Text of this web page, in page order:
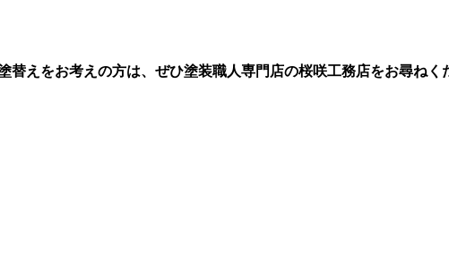
替えをお考えの方は、ぜひ塗装職人専門店の桜咲工務店をお尋ねく